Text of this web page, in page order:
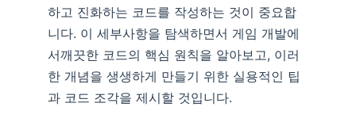
하고 진화하는 코드를 작성하는 것이 중요합
니다. 이 세부사항을 탐색하면서 게임 개발에
서깨끗한 코드의 핵심 원칙을 알아보고, 이러
한 개념을 생생하게 만들기 위한 실용적인 팁
과 코드 조각을 제시할 것입니다.